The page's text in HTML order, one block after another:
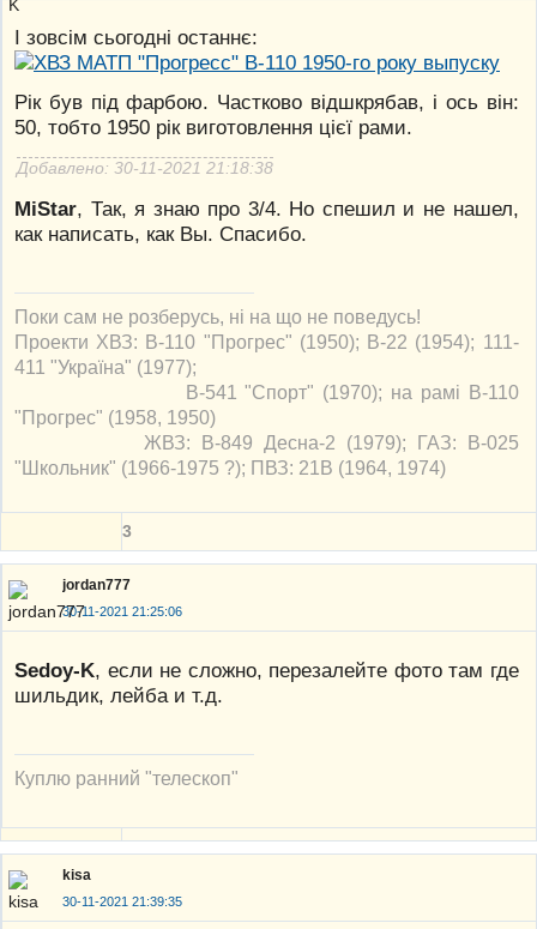
І зовсім сьогодні останнє:
Рік був під фарбою. Частково відшкрябав, і ось він:
50, тобто 1950 рік виготовлення цієї рами.
Добавлено: 30-11-2021 21:18:38
MiStar, Так, я знаю про 3/4. Но спешил и не нашел,
как написать, как Вы. Спасибо.
Поки сам не розберусь, ні на що не поведусь!
Проекти ХВЗ: В-110 "Прогрес" (1950); В-22 (1954); 111-
411 "Україна" (1977);
В-541 "Спорт" (1970); на рамі В-110
"Прогрес" (1958, 1950)
ЖВЗ: В-849 Десна-2 (1979); ГАЗ: В-025
"Школьник" (1966-1975 ?); ПВЗ: 21В (1964, 1974)
3
jordan777
30-11-2021 21:25:06
Sedoy-K, если не сложно, перезалейте фото там где
шильдик, лейба и т.д.
Куплю ранний "телескоп"
kisa
30-11-2021 21:39:35